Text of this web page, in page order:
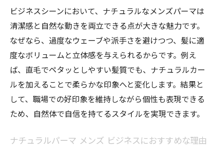
ビジネスシーンにおいて、ナチュラルなメンズパーマは
清潔感と自然な動きを両立できる点が大きな魅力です。
なぜなら、過度なウェーブや派手さを避けつつ、髪に適
度なボリュームと立体感を与えられるからです。例え
ば、直毛でペタッとしやすい髪質でも、ナチュラルカー
ルを加えることで柔らかな印象へと変化します。結果と
して、職場での好印象を維持しながら個性も表現できる
ため、自然体で自信を持てるスタイルを実現できます。
ナチュラルパーマ メンズ ビジネスにおすすめな理由